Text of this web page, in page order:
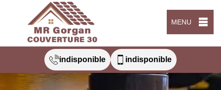
MENU
indisponible indisponible